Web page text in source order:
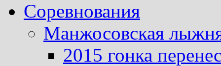
Соревнования
Манжосовская
2015 гонка